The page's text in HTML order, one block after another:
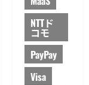
NTTド
コモ
PayPay
Visa